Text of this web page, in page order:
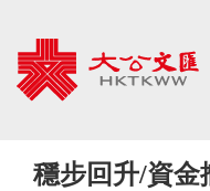
穩步回升/資金